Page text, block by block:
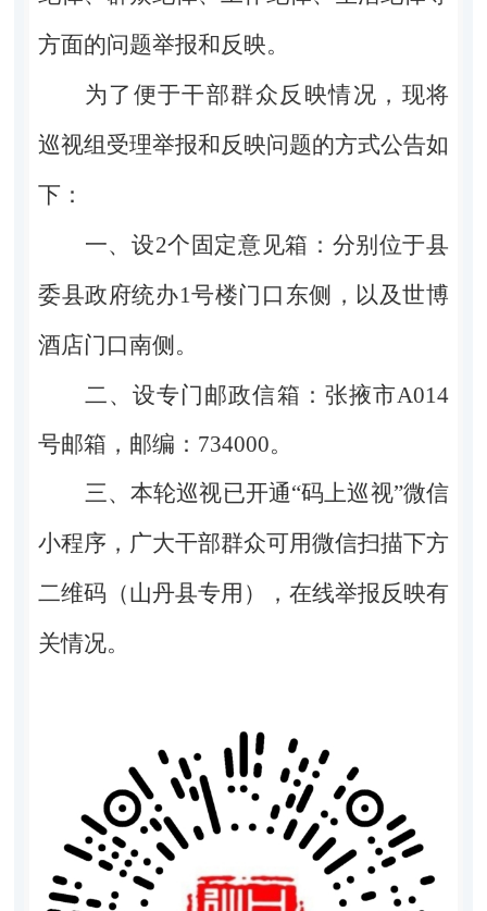
方面的问题举报和反映。
为了便于干部群众反映情况，现将
巡视组受理举报和反映问题的方式公告如
下：
一、设2个固定意见箱： 分别位于县
委县政府统办1号楼门口东侧，以及世博
酒店门口南侧 。
二、设专门邮政信箱：张掖市A014
号邮箱，邮编： 734000。
三、本轮巡视已开通“码上巡视”微信
小程序，广大干部群众可用微信扫描下方
二维码（山丹县专用），在线举报反映有
关情况。